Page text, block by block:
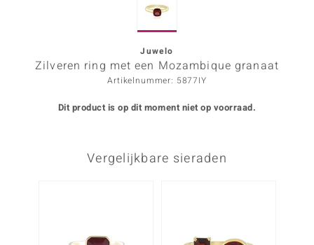
Designs
Juwelo
Zilveren ring met een Mozambique granaat
Artikelnummer: 5877IY
Dit product is op dit moment niet op voorraad.
Vergelijkbare sieraden